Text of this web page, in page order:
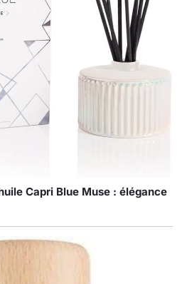
Capri Blue Muse : élégance